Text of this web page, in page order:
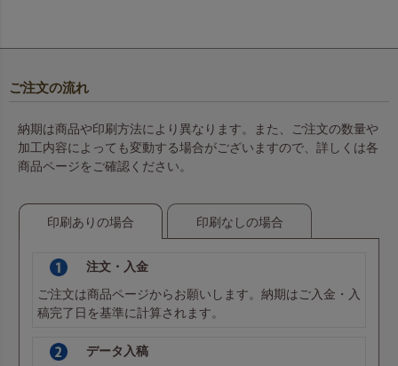
ご注文の流れ
納期は商品や印刷方法により異なります。また、ご注文の数量や
加工内容によっても変動する場合がございますので、詳しくは各
商品ページをご確認ください。
印刷ありの場合 印刷なしの場合
注文・入金
ご注文は商品ページからお願いします。納期はご入金・入
稿完了日を基準に計算されます。
データ入稿